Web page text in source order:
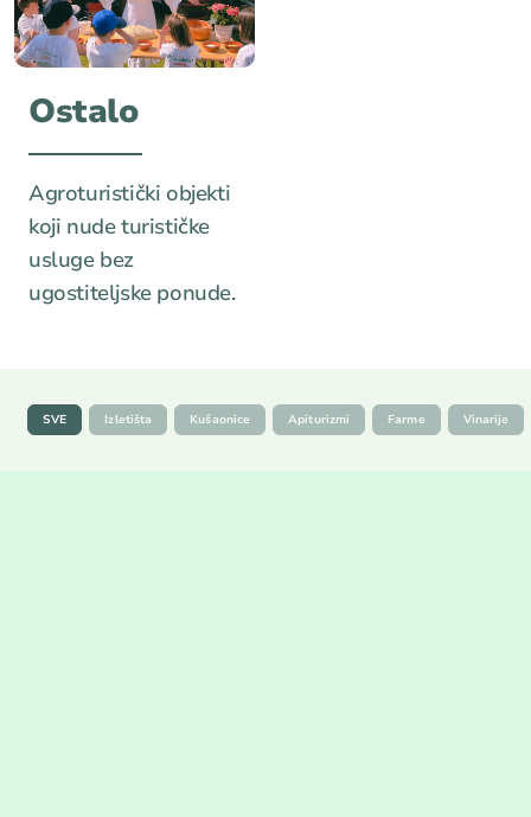
Ostalo
Agroturistički objekti
koji nude turističke
usluge bez
ugostiteljske ponude.
SVE Izletišta Kušaonice Apiturizmi Farme Vinarije